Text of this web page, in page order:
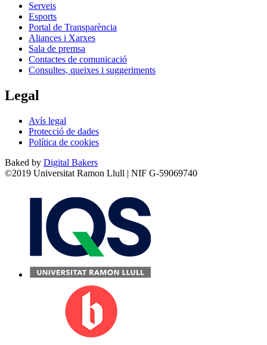
Serveis
Esports
Portal de Transparència
Aliances i Xarxes
Sala de premsa
Contactes de comunicació
Consultes, queixes i suggeriments
Legal
Avís legal
Protecció de dades
Política de cookies
Baked by Digital Bakers
©2019 Universitat Ramon Llull | NIF G-59069740